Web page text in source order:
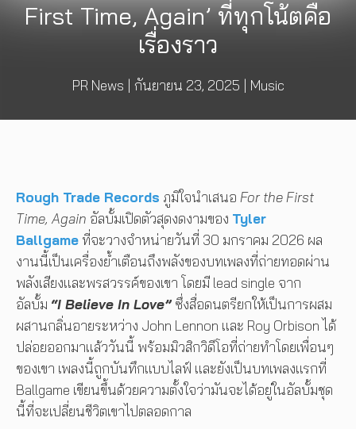
First Time, Again’ ที่ทุกโน้ตคือ
เรื่องราว
PR News | กันยายน 23, 2025 | Music
Rough Trade Records ภูมิใจนำเสนอ For the First
Time, Again อัลบั้มเปิดตัวสุดงดงามของ Tyler
Ballgame ที่จะวางจำหน่ายวันที่ 30 มกราคม 2026 ผล
งานนี้เป็นเครื่องย้ำเตือนถึงพลังของบทเพลงที่ถ่ายทอดผ่าน
พลังเสียงและพรสวรรค์ของเขา โดยมี lead single จาก
อัลบั้ม “I Believe In Love” ซึ่งสื่อดนตรียกให้เป็นการผสม
ผสานกลิ่นอายระหว่าง John Lennon และ Roy Orbison ได้
ปล่อยออกมาแล้ววันนี้ พร้อมมิวสิกวิดีโอที่ถ่ายทำโดยเพื่อนๆ
ของเขา เพลงนี้ถูกบันทึกแบบไลฟ์ และยังเป็นบทเพลงแรกที่
Ballgame เขียนขึ้นด้วยความตั้งใจว่ามันจะได้อยู่ในอัลบั้มชุด
นี้ที่จะเปลี่ยนชีวิตเขาไปตลอดกาล